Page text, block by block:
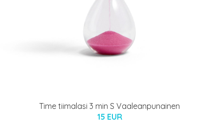
Time tiimalasi 3 min S Vaaleanpunainen
15 EUR